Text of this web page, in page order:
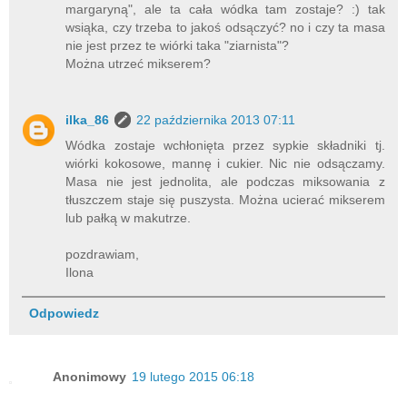
margaryną", ale ta cała wódka tam zostaje? :) tak
wsiąka, czy trzeba to jakoś odsączyć? no i czy ta masa
nie jest przez te wiórki taka "ziarnista"?
Można utrzeć mikserem?
ilka_86
22 października 2013 07:11
Wódka zostaje wchłonięta przez sypkie składniki tj.
wiórki kokosowe, mannę i cukier. Nic nie odsączamy.
Masa nie jest jednolita, ale podczas miksowania z
tłuszczem staje się puszysta. Można ucierać mikserem
lub pałką w makutrze.
pozdrawiam,
Ilona
Odpowiedz
Anonimowy 19 lutego 2015 06:18